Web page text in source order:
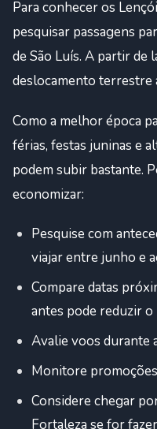
Para conhecer os
pesquisar passagens
de São Luís. A partir de
deslocamento terrestre
Como a melhor época
férias, festas juninas e
podem subir bastante.
economizar:
Pesquise com
viajar entre junho e
Compare datas
antes pode reduzir o
Avalie voos durante
Monitore
Considere chegar
Fortaleza se for